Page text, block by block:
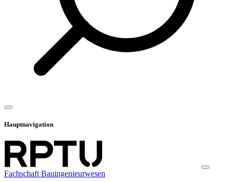
Hauptnavigation
Fachschaft Bauingenieurwesen